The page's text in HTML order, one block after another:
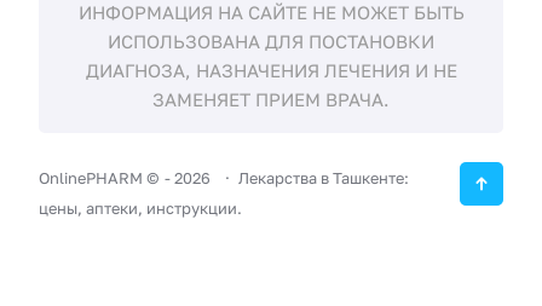
ИНФОРМАЦИЯ НА САЙТЕ НЕ МОЖЕТ БЫТЬ
ИСПОЛЬЗОВАНА ДЛЯ ПОСТАНОВКИ
ДИАГНОЗА, НАЗНАЧЕНИЯ ЛЕЧЕНИЯ И НЕ
ЗАМЕНЯЕТ ПРИЕМ ВРАЧА.
OnlinePHARM © -2026
Лекарства в Ташкенте:
цены, аптеки, инструкции.